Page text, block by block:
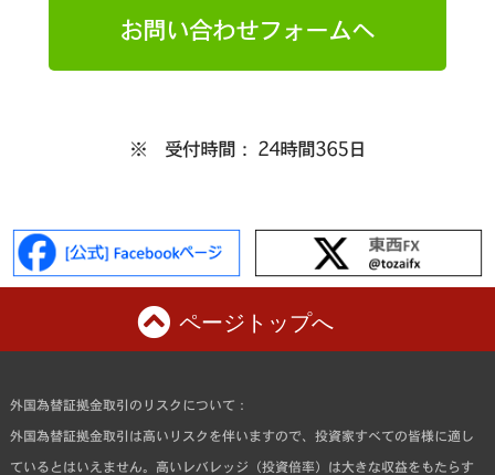
お問い合わせフォームへ
※ 受付時間： 24時間365日
ページトップへ
外国為替証拠金取引のリスクについて：
外国為替証拠金取引は高いリスクを伴いますので、投資家すべての皆様に適し
ているとはいえません。高いレバレッジ（投資倍率）は大きな収益をもたらす